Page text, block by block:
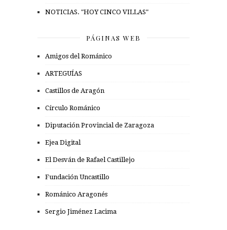
NOTICIAS. "HOY CINCO VILLAS"
PÁGINAS WEB
Amigos del Románico
ARTEGUÍAS
Castillos de Aragón
Círculo Románico
Diputación Provincial de Zaragoza
Ejea Digital
El Desván de Rafael Castillejo
Fundación Uncastillo
Románico Aragonés
Sergio Jiménez Lacima